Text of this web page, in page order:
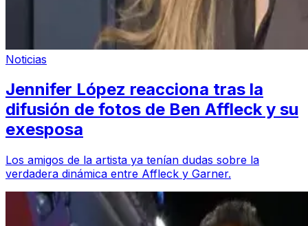
Noticias
Jennifer López reacciona tras la
difusión de fotos de Ben Affleck y su
exesposa
Los amigos de la artista ya tenían dudas sobre la
verdadera dinámica entre Affleck y Garner.